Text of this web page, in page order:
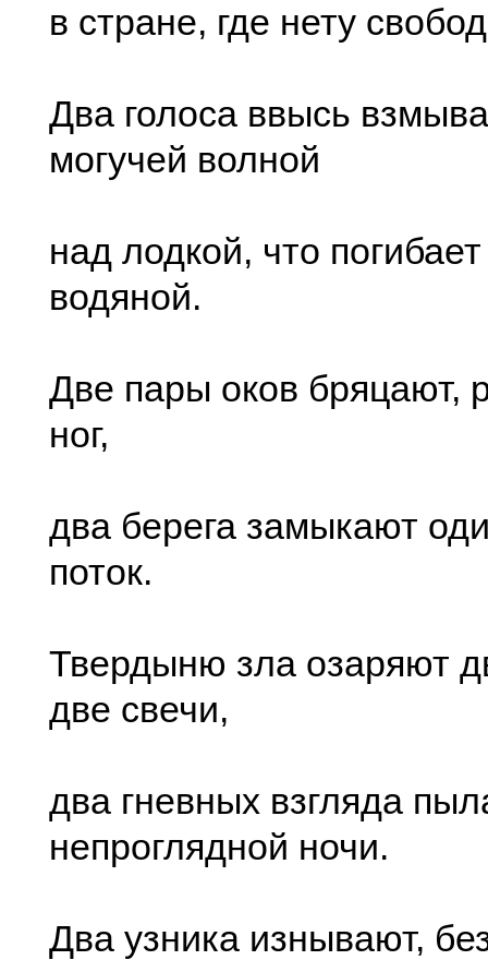
в стране, где нету
Два голоса ввысь
могучей волной
над лодкой, что
водяной.
Две пары оков бряцают,
ног,
два берега замыкают
поток.
Твердыню зла озаряют
две свечи,
два гневных взгляда
непроглядной ночи.
Два узника изнывают,